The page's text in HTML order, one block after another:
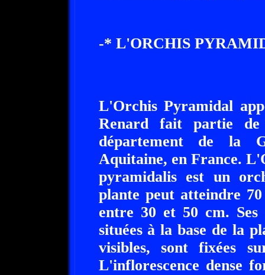
-* L'ORCHIS
L'Orchis Pyramidal
Renard fait partie
département de la
Aquitaine, en France.
pyramidalis est un
plante peut atteindre
entre 30 et 50 cm. Ses
situées à la base de la
visibles, sont fixées
L'inflorescence dense